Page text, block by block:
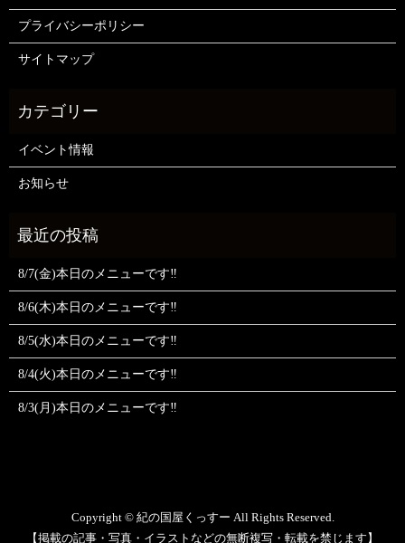
プライバシーポリシー
サイトマップ
イベント情報
お知らせ
8/7(金)本日のメニューです‼️
8/6(木)本日のメニューです‼️
8/5(水)本日のメニューです‼️
8/4(火)本日のメニューです‼️
8/3(月)本日のメニューです‼️
Copyright © 紀の国屋くっすー All Rights Reserved.
【掲載の記事・写真・イラストなどの無断複写・転載を禁じます】